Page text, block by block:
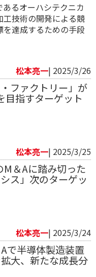
るオーハシテクニカ
技術の開発による競
達成するための手段
松本亮一| 2025/3/26
・ファクトリー」が
目指すターゲット
松本亮一| 2025/3/25
＆Aに踏み切った
シス」次のターゲッ
松本亮一| 2025/3/24
Aで半導体製造装置
大、新たな成長分